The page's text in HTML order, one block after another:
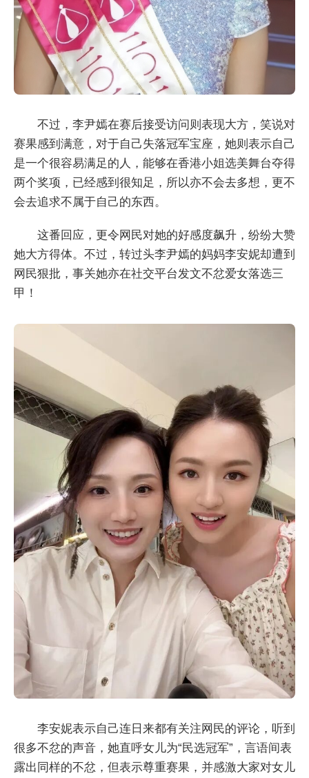
不过，李尹嫣在赛后接受访问则表现大方，笑说对
赛果感到满意，对于自己失落冠军宝座，她则表示自己
是一个很容易满足的人，能够在香港小姐选美舞台夺得
两个奖项，已经感到很知足，所以亦不会去多想，更不
会去追求不属于自己的东西。
这番回应，更令网民对她的好感度飙升，纷纷大赞
她大方得体。不过，转过头李尹嫣的妈妈李安妮却遭到
网民狠批，事关她亦在社交平台发文不忿爱女落选三
甲！
李安妮表示自己连日来都有关注网民的评论，听到
很多不忿的声音，她直呼女儿为“民选冠军”，言语间表
露出同样的不忿，但表示尊重赛果，并感激大家对女儿